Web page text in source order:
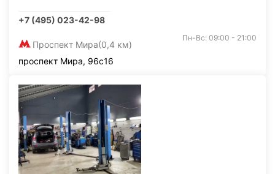
+7 (495) 023-42-98
Проспект Мира(0,4 км)
Пн-Вс: 09:00 - 21:00
проспект Мира, 96с16